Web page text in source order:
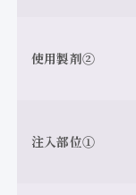
使用製剤②
注入部位①